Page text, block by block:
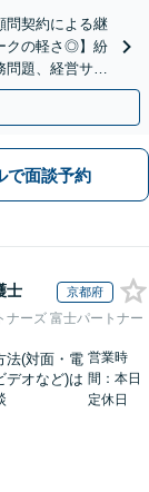
問契約による継
クの軽さ◎】紛
問題、経営サポ
で面談予約
士 京都府
ナーズ 富士パートナー
法(対面・電
デオなど)は
営業時
間：本日
定休日